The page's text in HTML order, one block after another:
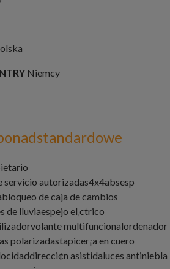
Niemcy
servicio autorizadas4x4absesp
bloqueo de caja de cambios
de lluviaespejo el‚ctrico
volante multifuncionalordenador
polarizadastapicer¡a en cuero
direcci¢n asistidaluces antiniebla